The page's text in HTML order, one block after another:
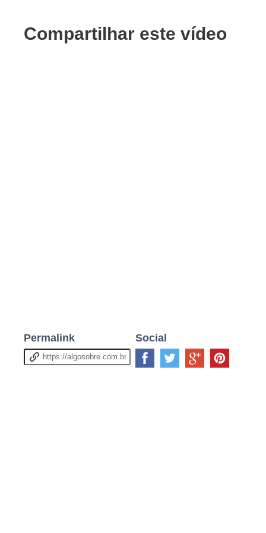
Compartilhar este vídeo
Permalink Social